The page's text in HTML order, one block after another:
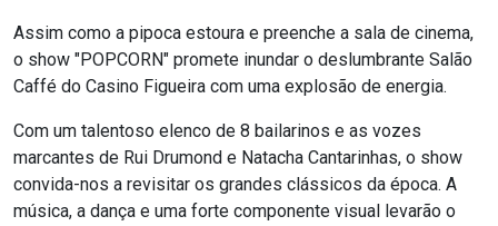
Assim como a pipoca estoura e preenche a sala de cinema,
o show "POPCORN" promete inundar o deslumbrante Salão
Caffé do Casino Figueira com uma explosão de energia.
Com um talentoso elenco de 8 bailarinos e as vozes
marcantes de Rui Drumond e Natacha Cantarinhas, o show
convida-nos a revisitar os grandes clássicos da época. A
música, a dança e uma forte componente visual levarão o